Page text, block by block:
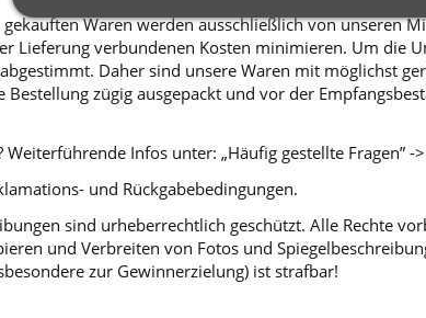
Waren werden ausschließlich von unseren
Lieferung verbundenen Kosten minimieren. Um die
Daher sind unsere Waren mit möglichst
zügig ausgepackt und vor der
Infos unter: „Häufig gestellte Fragen” ->
und Rückgabebedingungen.
sind urheberrechtlich geschützt. Alle Rechte
und Verbreiten von Fotos und
zur Gewinnerzielung) ist strafbar!